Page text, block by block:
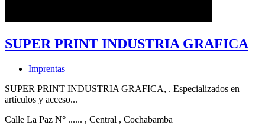
SUPER PRINT INDUSTRIA GRAFICA
Imprentas
SUPER PRINT INDUSTRIA GRAFICA, . Especializados en
artículos y acceso...
Calle La Paz N° ...... , Central , Cochabamba